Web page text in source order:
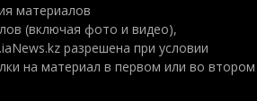
материалов
(включая фото и видео),
разрешена при условии
на материал в первом или во втором